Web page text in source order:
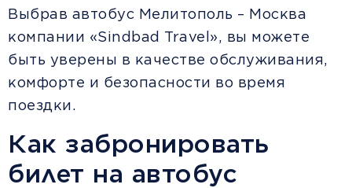
Выбрав автобус Мелитополь – Москва
компании «Sindbad Travel», вы можете
быть уверены в качестве обслуживания,
комфорте и безопасности во время
поездки.
Как забронировать
билет на автобус